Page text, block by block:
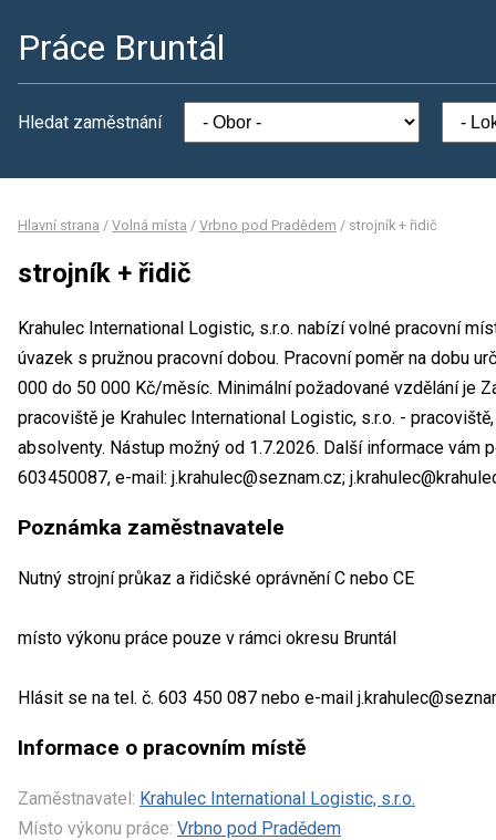
Práce Bruntál
Hledat zaměstnání
Hlavní strana / Volná místa / Vrbno pod Pradědem / strojník + řidič
strojník + řidič
Krahulec International Logistic, s.r.o. nabízí volné pracovní
úvazek s pružnou pracovní dobou. Pracovní poměr na dobu
000 do 50 000 Kč/měsíc. Minimální požadované vzdělání je
pracoviště je Krahulec International Logistic, s.r.o. -
absolventy. Nástup možný od 1.7.2026. Další informace vám
603450087, e-mail: j.krahulec@seznam.cz;
Poznámka zaměstnavatele
Nutný strojní průkaz a řidičské oprávnění C nebo CE
místo výkonu práce pouze v rámci okresu Bruntál
Hlásit se na tel. č. 603 450 087 nebo e-mail
Informace o pracovním místě
Zaměstnavatel: Krahulec International Logistic, s.r.o.
Místo výkonu práce: Vrbno pod Pradědem